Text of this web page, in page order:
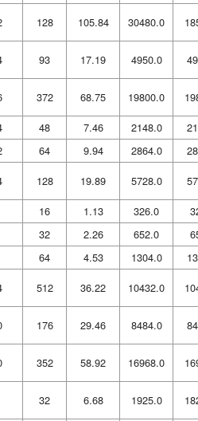
128 105.84 30480.0
93 17.19 4950.0
372 68.75 19800.0
48 7.46 2148.0
64 9.94 2864.0
128 19.89 5728.0
16 1.13 326.0
32 2.26 652.0
64 4.53 1304.0
512 36.22 10432.0
176 29.46 8484.0
352 58.92 16968.0
32 6.68 1925.0